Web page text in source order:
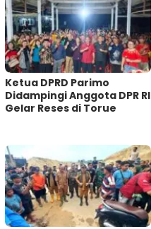
Ketua DPRD Parimo
Didampingi Anggota DPR RI
Gelar Reses di Torue